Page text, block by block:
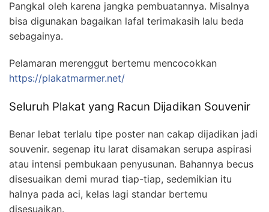
Pangkal oleh karena jangka pembuatannya. Misalnya
bisa digunakan bagaikan lafal terimakasih lalu beda
sebagainya.
Pelamaran merenggut bertemu mencocokkan
https://plakatmarmer.net/
Seluruh Plakat yang Racun Dijadikan Souvenir
Benar lebat terlalu tipe poster nan cakap dijadikan jadi
souvenir. segenap itu larat disamakan serupa aspirasi
atau intensi pembukaan penyusunan. Bahannya becus
disesuaikan demi murad tiap-tiap, sedemikian itu
halnya pada aci, kelas lagi standar bertemu
disesuaikan.